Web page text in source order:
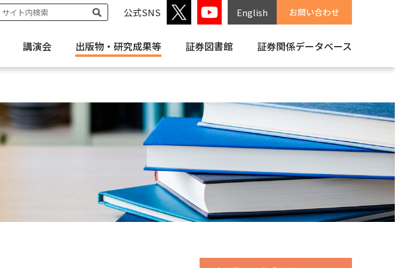
公式SNS English お問い合わせ
講演会 出版物・ 研究成果等 証券図書館 証券関係データベース